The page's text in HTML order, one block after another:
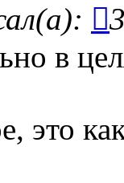
в
это